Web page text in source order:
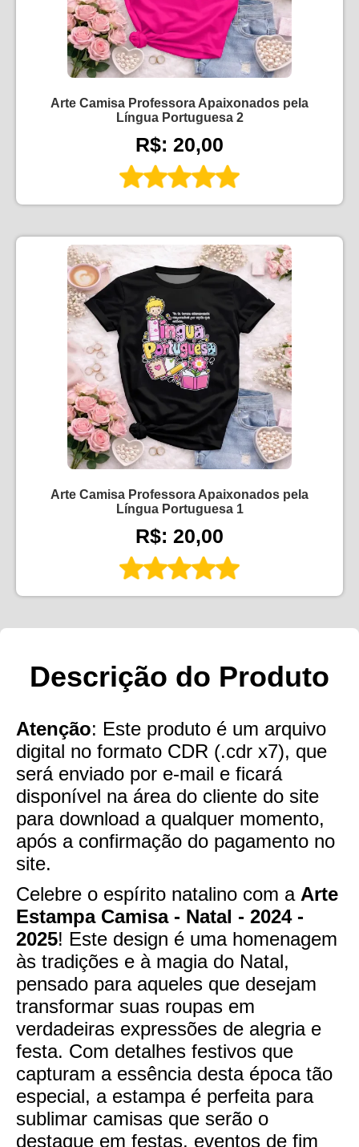
Arte Camisa Professora Apaixonados pela
Língua Portuguesa 2
R$: 20,00
Arte Camisa Professora Apaixonados pela
Língua Portuguesa 1
R$: 20,00
Descrição do Produto
Atenção: Este produto é um arquivo
digital no formato CDR (.cdr x7), que
será enviado por e-mail e ficará
disponível na área do cliente do site
para download a qualquer momento,
após a confirmação do pagamento no
site.
Celebre o espírito natalino com a Arte
Estampa Camisa - Natal - 2024 -
2025! Este design é uma homenagem
às tradições e à magia do Natal,
pensado para aqueles que desejam
transformar suas roupas em
verdadeiras expressões de alegria e
festa. Com detalhes festivos que
capturam a essência desta época tão
especial, a estampa é perfeita para
sublimar camisas que serão o
destaque em festas, eventos de fim